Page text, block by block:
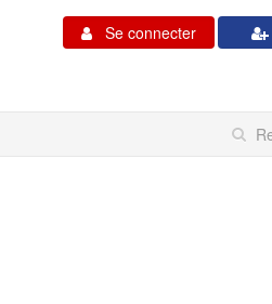
Se connecter